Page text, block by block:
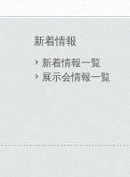
新着情報
新着情報一覧
展示会情報一覧